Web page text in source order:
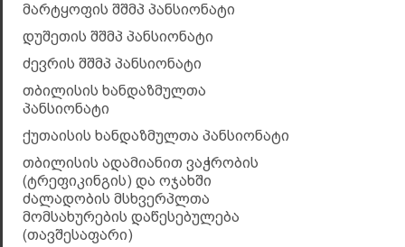
მარტყოფის შშმპ პანსიონატი
დუშეთის შშმპ პანსიონატი
ძევრის შშმპ პანსიონატი
თბილისის ხანდაზმულთა
პანსიონატი
ქუთაისის ხანდაზმულთა პანსიონატი
თბილისის ადამიანით ვაჭრობის
(ტრეფიკინგის) და ოჯახში
ძალადობის მსხვერპლთა
მომსახურების დაწესებულება
(თავშესაფარი)